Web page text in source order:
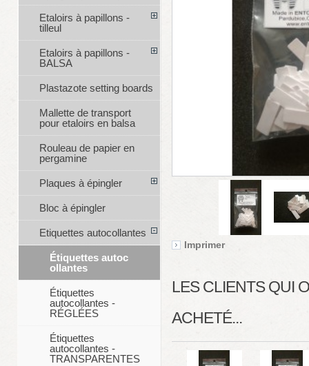
Imprimer
LES CLIENTS QUI
ACHETÉ...
Etaloirs à papillons -
tilleul
Etaloirs à papillons -
BALSA
Plastazote setting boards
Mallette de transport
pour etaloirs en balsa
Rouleau de papier en
pergamine
Plaques à épingler
Bloc à épingler
Etiquettes autocollantes
Étiquettes autoc
ollantes
Étiquettes
autocollantes -
RÉGLÉES
Étiquettes
autocollantes -
TRANSPARENTES